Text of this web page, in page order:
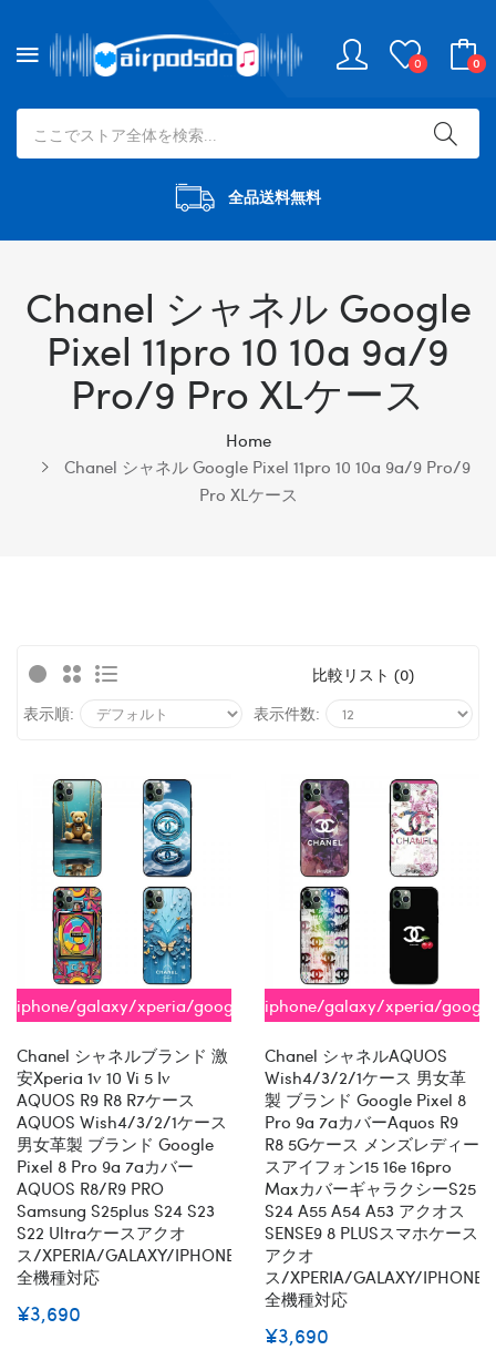
0 0
全品送料無料
Chanel シャネル Google
Pixel 11pro 10 10a 9a/9
Pro/9 Pro XLケース
Home
Chanel シャネル Google Pixel 11pro 10 10a 9a/9 Pro/9
Pro XLケース
比較リスト (0)
表示順:
表示件数:
iphone/galaxy/xperia/google/aquos
Chanel シャネルブランド 激
安xperia 1v 10 Vi 5 Iv
AQUOS R9 R8 R7ケース
AQUOS Wish4/3/2/1ケース
男女革製 ブランド Google
Pixel 8 Pro 9a 7aカバー
AQUOS R8/R9 PRO
Samsung S25plus S24 S23
S22 Ultraケースアクオ
ス/XPERIA/GALAXY/IPHONE
全機種対応
¥3,690
iphone/galaxy/xperia/
Chanel シャネルAQUOS
Wish4/3/2/1ケース 男女革
製 ブランド Google Pixel 8
Pro 9a 7aカバーaquos R9
R8 5Gケース メンズレディー
スアイフォン15 16e 16pro
Maxカバーギャラクシーs25
S24 A55 A54 A53 アクオス
SENSE9 8 PLUSスマホケース
アクオ
ス/XPERIA/GALAXY/IPHONE
全機種対応
¥3,690